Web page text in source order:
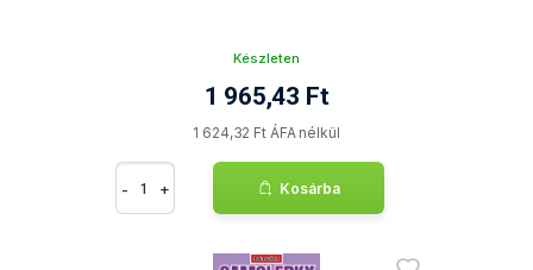
Készleten
1 965,43 Ft
1 624,32 Ft ÁFA nélkül
- + Kosárba